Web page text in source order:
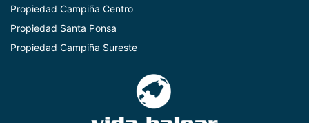
Propiedad Campiña Centro
Propiedad Santa Ponsa
Propiedad Campiña Sureste